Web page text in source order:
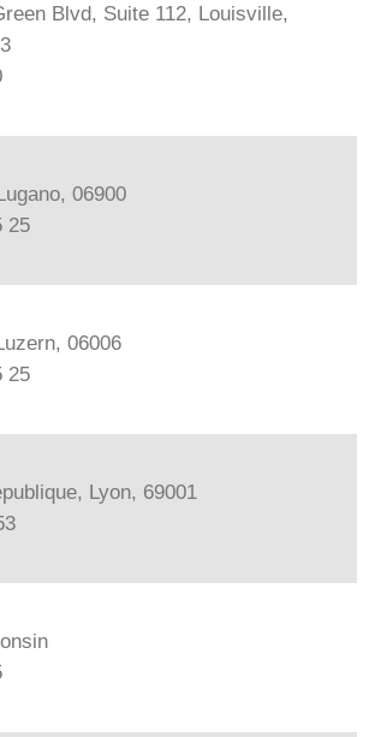
Blvd, Suite 112, Louisville,
06900
25
06006
25
Lyon, 69001